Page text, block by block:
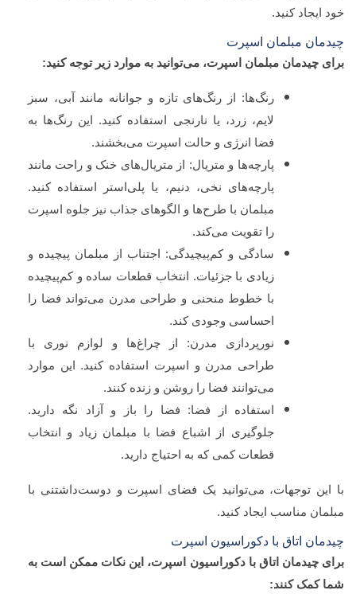
خود ایجاد کنید.
چیدمان مبلمان اسپرت
برای چیدمان مبلمان اسپرت، می‌توانید به موارد زیر توجه کنید:
رنگ‌ها: از رنگ‌های تازه و جوانانه مانند آبی، سبز
لایم، زرد، یا نارنجی استفاده کنید. این رنگ‌ها به
فضا انرژی و حالت اسپرت می‌بخشند.
پارچه‌ها و متریال: از متریال‌های خنک و راحت مانند
پارچه‌های نخی، دنیم، یا پلی‌استر استفاده کنید.
مبلمان با طرح‌ها و الگوهای جذاب نیز جلوه اسپرت
را تقویت می‌کند.
سادگی و کم‌پیچیدگی: اجتناب از مبلمان پیچیده و
زیادی با جزئیات. انتخاب قطعات ساده و کم‌پیچیده
با خطوط منحنی و طراحی مدرن می‌تواند فضا را
احساسی وجودی کند.
نورپردازی مدرن: از چراغ‌ها و لوازم نوری با
طراحی مدرن و اسپرت استفاده کنید. این موارد
می‌توانند فضا را روشن و زنده کنند.
استفاده از فضا: فضا را باز و آزاد نگه دارید.
جلوگیری از اشباع فضا با مبلمان زیاد و انتخاب
قطعات کمی که به احتیاج دارید.
با این توجهات، می‌توانید یک فضای اسپرت و دوست‌داشتنی با
مبلمان مناسب ایجاد کنید.
چیدمان اتاق با دکوراسیون اسپرت
برای چیدمان اتاق با دکوراسیون اسپرت، این نکات ممکن است به
شما کمک کنند: